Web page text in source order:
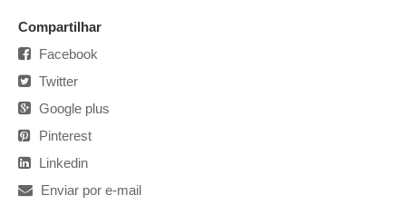
Compartilhar
Facebook
Twitter
Google plus
Pinterest
Linkedin
Enviar por e-mail